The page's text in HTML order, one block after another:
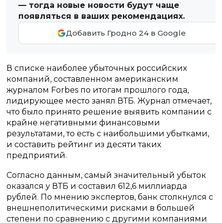
— тогда новые новости будут чаще
появляться в ваших рекомендациях.
Добавить Гродно 24 в Google
В списке наиболее убыточных российских
компаний, составленном американским
журналом Forbes по итогам прошлого года,
лидирующее место занял ВТБ. Журнал отмечает,
что было принято решение выявить компании с
крайне негативными финансовыми
результатами, то есть с наибольшими убытками,
и составить рейтинг из десяти таких
предприятий.
Согласно данным, самый значительный убыток
оказался у ВТБ и составил 612,6 миллиарда
рублей. По мнению экспертов, банк столкнулся с
внешнеполитическими рисками в большей
степени по сравнению с другими компаниями